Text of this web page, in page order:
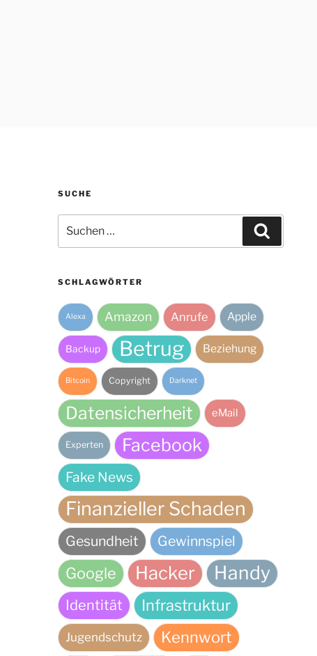
SUCHE
nach:
SCHLAGWÖRTER
Alexa Amazon Anrufe Apple
Backup Betrug Beziehung
Bitcoin Copyright Darknet
Datensicherheit eMail
Experten Facebook
Fake News
Finanzieller Schaden
Gesundheit Gewinnspiel
Google Hacker Handy
Identität Infrastruktur
Jugendschutz Kennwort